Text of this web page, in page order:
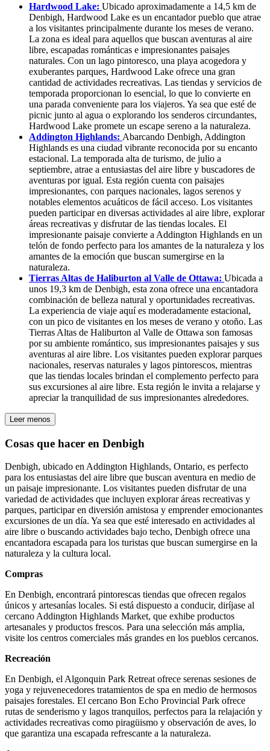
Hardwood Lake: Ubicado aproximadamente a 14,5 km de
Denbigh, Hardwood Lake es un encantador pueblo que atrae
a los visitantes principalmente durante los meses de verano.
La zona es ideal para aquellos que buscan aventuras al aire
libre, escapadas románticas e impresionantes paisajes
naturales. Con un lago pintoresco, una playa acogedora y
exuberantes parques, Hardwood Lake ofrece una gran
cantidad de actividades recreativas. Las tiendas y servicios de
temporada proporcionan lo esencial, lo que lo convierte en
una parada conveniente para los viajeros. Ya sea que esté de
picnic junto al agua o explorando los senderos circundantes,
Hardwood Lake promete un escape sereno a la naturaleza.
Addington Highlands: Abarcando Denbigh, Addington
Highlands es una ciudad vibrante reconocida por su encanto
estacional. La temporada alta de turismo, de julio a
septiembre, atrae a entusiastas del aire libre y buscadores de
aventuras por igual. Esta región cuenta con paisajes
impresionantes, con parques nacionales, lagos serenos y
notables elementos acuáticos de fácil acceso. Los visitantes
pueden participar en diversas actividades al aire libre, explorar
áreas recreativas y disfrutar de las tiendas locales. El
impresionante paisaje convierte a Addington Highlands en un
telón de fondo perfecto para los amantes de la naturaleza y los
amantes de la emoción que buscan sumergirse en la
naturaleza.
Tierras Altas de Haliburton al Valle de Ottawa: Ubicada a
unos 19,3 km de Denbigh, esta zona ofrece una encantadora
combinación de belleza natural y oportunidades recreativas.
La experiencia de viaje aquí es moderadamente estacional,
con un pico de visitantes en los meses de verano y otoño. Las
Tierras Altas de Haliburton al Valle de Ottawa son famosas
por su ambiente romántico, sus impresionantes paisajes y sus
aventuras al aire libre. Los visitantes pueden explorar parques
nacionales, reservas naturales y lagos pintorescos, mientras
que las tiendas locales brindan el complemento perfecto para
sus excursiones al aire libre. Esta región le invita a relajarse y
apreciar la tranquilidad de sus impresionantes alrededores.
Leer menos
Cosas que hacer en Denbigh
Denbigh, ubicado en Addington Highlands, Ontario, es perfecto
para los entusiastas del aire libre que buscan aventura en medio de
un paisaje impresionante. Los visitantes pueden disfrutar de una
variedad de actividades que incluyen explorar áreas recreativas y
parques, participar en diversión amistosa y emprender emocionantes
excursiones de un día. Ya sea que esté interesado en actividades al
aire libre o buscando actividades bajo techo, Denbigh ofrece una
encantadora escapada para los turistas que buscan sumergirse en la
naturaleza y la cultura local.
Compras
En Denbigh, encontrará pintorescas tiendas que ofrecen regalos
únicos y artesanías locales. Si está dispuesto a conducir, diríjase al
cercano Addington Highlands Market, que exhibe productos
artesanales y productos frescos. Para una selección más amplia,
visite los centros comerciales más grandes en los pueblos cercanos.
Recreación
En Denbigh, el Algonquin Park Retreat ofrece serenas sesiones de
yoga y rejuvenecedores tratamientos de spa en medio de hermosos
paisajes forestales. El cercano Bon Echo Provincial Park ofrece
rutas de senderismo y lagos tranquilos, perfectos para la relajación y
actividades recreativas como piragüismo y observación de aves, lo
que garantiza una escapada refrescante a la naturaleza.